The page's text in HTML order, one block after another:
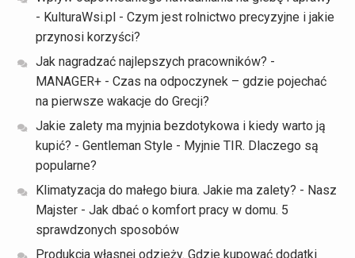
- KulturaWsi.pl- Czym jest rolnictwo precyzyjne i jakie
przynosi korzyści?
Jak nagradzać najlepszych pracowników? -
MANAGER+- Czas na odpoczynek – gdzie pojechać
na pierwsze wakacje do Grecji?
Jakie zalety ma myjnia bezdotykowa i kiedy warto ją
kupić? - Gentleman Style - Myjnie TIR. Dlaczego są
popularne?
Klimatyzacja do małego biura. Jakie ma zalety? - Nasz
Majster- Jak dbać o komfort pracy w domu. 5
sprawdzonych sposobów
Produkcja własnej odzieży. Gdzie kupować dodatki